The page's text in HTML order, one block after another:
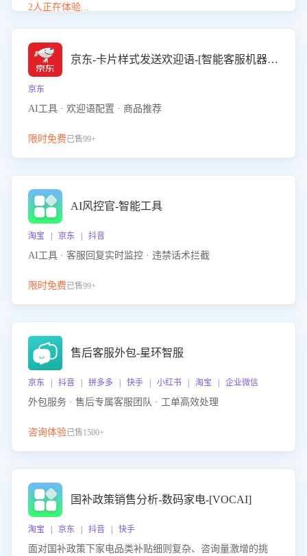
能、尺寸参数咨询等高频场景下的专业应对能力。
2人正在体验...
京东-卡片样式发送欢迎语-[智能客服机器人]
京东
AI工具 · 欢迎语配置 · 商品推荐
限时免费已售99+
AI风控官-智能工具
淘宝 | 京东 | 抖音
AI工具 · 客服回复实时监控 · 违禁话术拦截
限时免费已售99+
售后客服外包-星环智服
京东 | 抖音 | 拼多多 | 快手 | 小红书 | 淘宝 | 企业微信
外包服务 · 售后专属客服团队 · 工单高效处理
咨询体验已售1500+
国补政策销售分析-数码家电-[VOCAI]
淘宝 | 京东 | 抖音 | 快手
面对国补政策下家电品类补贴细则复杂、咨询量激增的挑